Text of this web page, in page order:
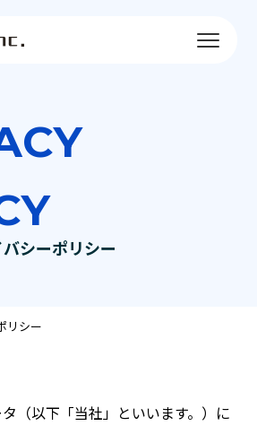
シーポリシー
リシー
（以下「当社」といいます。）に